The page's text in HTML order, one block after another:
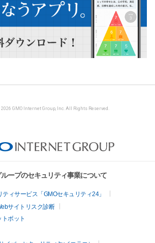
GMO Internet Group, Inc. All Rights Reserved.
ープのセキュリティ事業について
ィサービス「GMOセキュリティ24」
サイトリスク診断
ボット